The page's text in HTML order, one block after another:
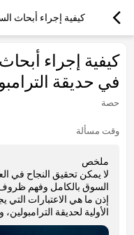
كيفية إجراء
في حديقة
حصة
وقت مسألة
ملخص
لا يمكن تحقيق النجاح في
السوق بالكامل وفهم ظروف
إذن ما هي الاعتبارات
الأولية لحديقة